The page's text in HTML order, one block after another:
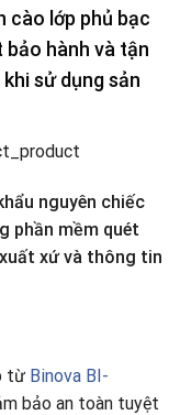
cào lớp phủ bạc
hành và tận
sử dụng sản
nguyên chiếc
phần mềm quét
xứ và thông tin
từ Binova BI-
bảo an toàn tuyệt